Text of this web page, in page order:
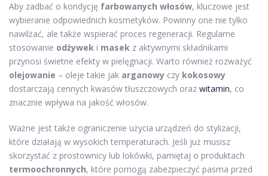
Aby zadbać o kondycję farbowanych włosów, kluczowe jest
wybieranie odpowiednich kosmetyków. Powinny one nie tylko
nawilżać, ale także wspierać proces regeneracji. Regularne
stosowanie odżywek i masek z aktywnymi składnikami
przynosi świetne efekty w pielęgnacji. Warto również rozważyć
olejowanie – oleje takie jak arganowy czy kokosowy
dostarczają cennych kwasów tłuszczowych oraz witamin, co
znacznie wpływa na jakość włosów.
Ważne jest także ograniczenie użycia urządzeń do stylizacji,
które działają w wysokich temperaturach. Jeśli już musisz
skorzystać z prostownicy lub lokówki, pamiętaj o produktach
termoochronnych, które pomogą zabezpieczyć pasma przed